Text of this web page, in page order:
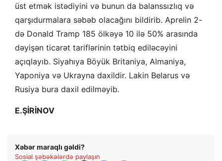
üst etmək istədiyini və bunun da balanssızlıq və
qarşıdurmalara səbəb olacağını bildirib. Aprelin 2-
də Donald Tramp 185 ölkəyə 10 ilə 50% arasında
dəyişən ticarət tariflərinin tətbiq ediləcəyini
açıqlayıb. Siyahıya Böyük Britaniya, Almaniya,
Yaponiya və Ukrayna daxildir. Lakin Belarus və
Rusiya bura daxil edilməyib.
E.ŞİRİNOV
Xəbər maraqlı gəldi?
Sosial şəbəkələrdə paylaşın